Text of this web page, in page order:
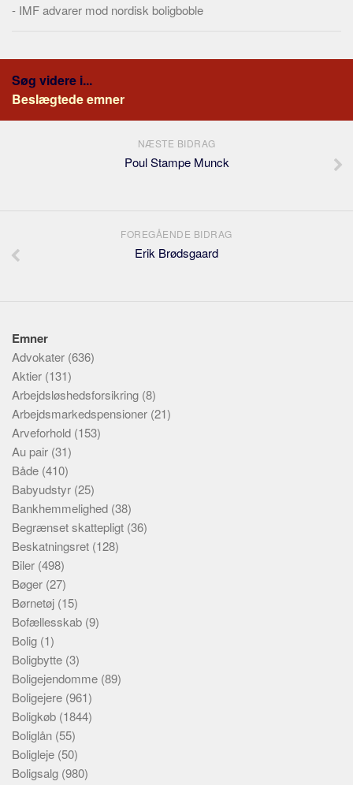
- IMF advarer mod nordisk boligboble
Søg videre i...
Beslægtede emner
NÆSTE BIDRAG
Poul Stampe Munck
FOREGÅENDE BIDRAG
Erik Brødsgaard
Emner
Advokater (636)
Aktier (131)
Arbejdsløshedsforsikring (8)
Arbejdsmarkedspensioner (21)
Arveforhold (153)
Au pair (31)
Både (410)
Babyudstyr (25)
Bankhemmelighed (38)
Begrænset skattepligt (36)
Beskatningsret (128)
Biler (498)
Bøger (27)
Børnetøj (15)
Bofællesskab (9)
Bolig (1)
Boligbytte (3)
Boligejendomme (89)
Boligejere (961)
Boligkøb (1844)
Boliglån (55)
Boligleje (50)
Boligsalg (980)